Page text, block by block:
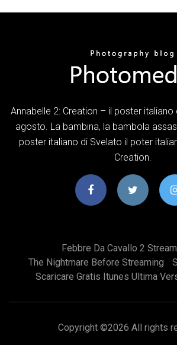
Annabelle 2: Creation – il poster
agosto. La bambina, la bambola
poster italiano di Svelato il poter
Creation.
Febbre Da Cavallo 2
The Nightmare Before Streaming
Scaricare Gratis Itunes Ultima
Copyright ©2026 All rights